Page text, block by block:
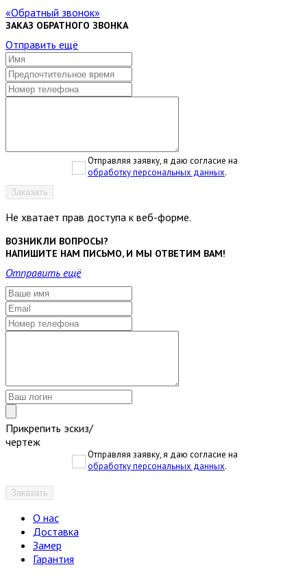
Обратный звонок
ЗАКАЗ ОБРАТНОГО ЗВОНКА
Отправить ещё
Отправляя заявку, я даю согласие на
обработку персональных данных.
Заказать
Не хватает прав доступа к веб-форме.
ВОЗНИКЛИ ВОПРОСЫ?
НАПИШИТЕ НАМ ПИСЬМО, И МЫ ОТВЕТИМ ВАМ!
Отправить ещё
Прикрепить эскиз/
чертеж
Отправляя заявку, я даю согласие на
обработку персональных данных.
Заказать
О нас
Доставка
Замер
Гарантия